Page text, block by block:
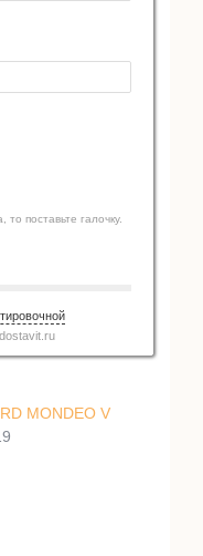
MONDEO V
то поставьте галочку.